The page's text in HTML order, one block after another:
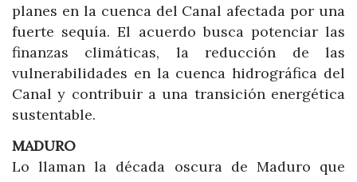
planes en la cuenca del Canal afectada por una
fuerte sequía. El acuerdo busca potenciar las
finanzas climáticas, la reducción de las
vulnerabilidades en la cuenca hidrográfica del
Canal y contribuir a una transición energética
sustentable.
MADURO
Lo llaman la década oscura de Maduro que